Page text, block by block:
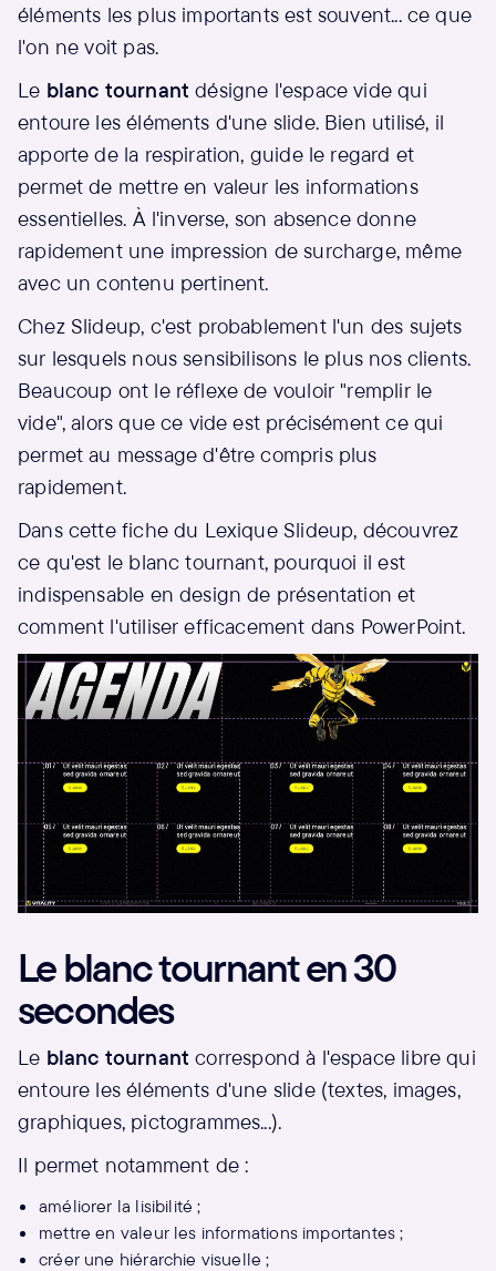
éléments les plus importants est souvent... ce que
l'on ne voit pas.
Le blanc tournant désigne l'espace vide qui
entoure les éléments d'une slide. Bien utilisé, il
apporte de la respiration, guide le regard et
permet de mettre en valeur les informations
essentielles. À l'inverse, son absence donne
rapidement une impression de surcharge, même
avec un contenu pertinent.
Chez Slideup, c'est probablement l'un des sujets
sur lesquels nous sensibilisons le plus nos clients.
Beaucoup ont le réflexe de vouloir "remplir le
vide", alors que ce vide est précisément ce qui
permet au message d'être compris plus
rapidement.
Dans cette fiche du Lexique Slideup, découvrez
ce qu'est le blanc tournant, pourquoi il est
indispensable en design de présentation et
comment l'utiliser efficacement dans PowerPoint.
Le blanc tournant en 30
secondes
Le blanc tournant correspond à l'espace libre qui
entoure les éléments d'une slide (textes, images,
graphiques, pictogrammes...).
Il permet notamment de :
améliorer la lisibilité ;
mettre en valeur les informations importantes ;
créer une hiérarchie visuelle ;